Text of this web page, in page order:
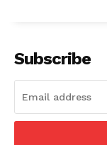
Subscribe